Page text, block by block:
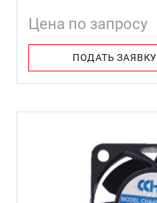
Цена по запросу
ПОДАТЬ ЗАЯВКУ